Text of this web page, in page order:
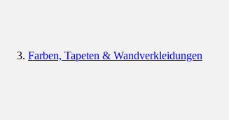
Farben, Tapeten & Wandverkleidungen